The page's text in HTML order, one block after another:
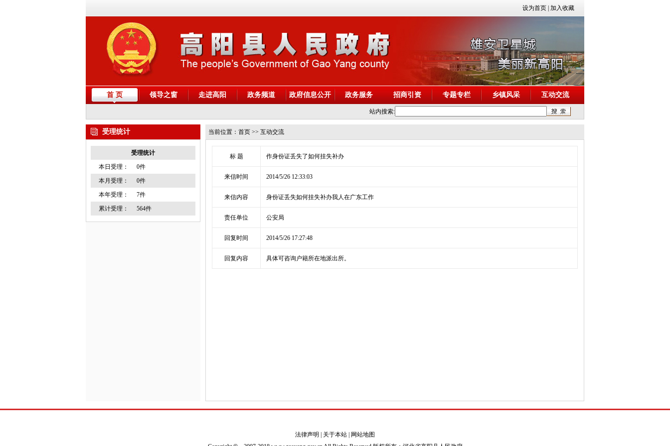
设为首页 加入收藏
首 页 领导之窗 走进高阳 政务频道 政府信息公开 政务服务 招商引资 专题专栏 乡镇风采 互动交流
站内搜索:
受理统计
受理统计
本日受理：
0件
本月受理：
0件
本年受理：
7件
累计受理：
564件
当前位置： 首页 >> 互动交流
标 题 作身份证丢失了如何挂失补办
来信时间 2014/5/26 12:33:03
来信内容 身份证丢失如何挂失补办我人在广东工作
责任单位 公安局
回复时间 2014/5/26 17:27:48
回复内容 具体可咨询户籍所在地派出所。
法律声明 关于本站
网站地图